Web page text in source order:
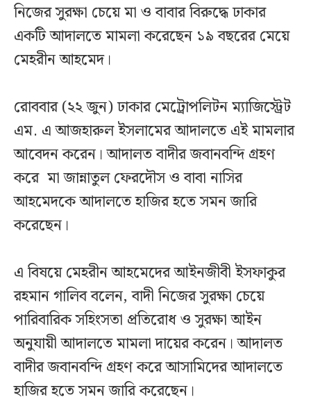
নিজের সুরক্ষা চেয়ে মা ও বাবার বিরুদ্ধে ঢাকার
একটি আদালতে মামলা করেছেন ১৯ বছরের মেয়ে
মেহরীন আহমেদ।
রোববার (২২ জুন) ঢাকার মেট্রোপলিটন ম্যাজিস্ট্রেট
এম. এ আজহারুল ইসলামের আদালতে এই মামলার
আবেদন করেন। আদালত বাদীর জবানবন্দি গ্রহণ
করে মা জান্নাতুল ফেরদৌস ও বাবা নাসির
আহমেদকে আদালতে হাজির হতে সমন জারি
করেছেন।
এ বিষয়ে মেহরীন আহমেদের আইনজীবী ইসফাকুর
রহমান গালিব বলেন, বাদী নিজের সুরক্ষা চেয়ে
পারিবারিক সহিংসতা প্রতিরোধ ও সুরক্ষা আইন
অনুযায়ী আদালতে মামলা দায়ের করেন। আদালত
বাদীর জবানবন্দি গ্রহণ করে আসামিদের আদালতে
হাজির হতে সমন জারি করেছেন।